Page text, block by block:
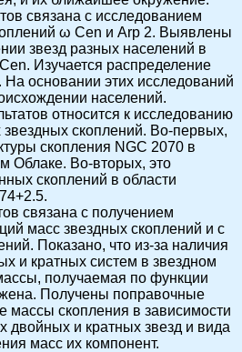
связана с исследованием
ω Cen и Arp 2. Выявлены
звезд разных населений в
Изучается распределение
На основании этих исследований
населений.
относится к исследованию
скоплений. Во-первых,
скопления NGC 2070 в
Облаке. Во-вторых, это
скоплений в области
связана с получением
масс звездных скоплений и с
Показано, что из-за наличия
и кратных систем в звездном
получаемая по функции
Получены поправочные
массы скопления в зависимости
двойных и кратных звезд и вида
масс их компонент.